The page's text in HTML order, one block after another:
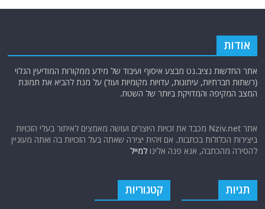
אודות
אתר החדשות נציב.נט מבצע איסוף ועיבוד של מידע ממקורות המודיעין הגלוי
(רשתות חברתיות, עיתונות, עדויות מקומיות ועוד) על מנת להביא את תמונת
המצב המקיפה והמדויקת ביותר של השטח.
אתר Nziv.net מכבד את זכויות היוצרים ועושה מאמצים לאיתור בעלי הזכויות
ביצירות הכלולות בכתבות. אם זיהית יצירה שאתה בעל הזכויות בה ואתה מעוניין
להסירה מהכתבה, אנא פנה אלינולמייל
תגיות קטגוריות